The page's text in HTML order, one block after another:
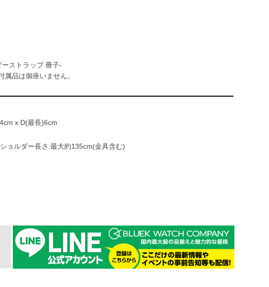
ストラップ 冊子-
品は御座いません。
x D(最長)6cm
ョルダー長さ:最大約135cm(金具含む)